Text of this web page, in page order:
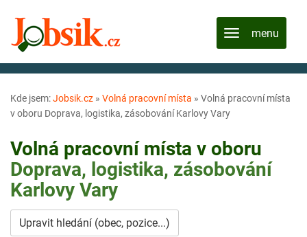
Kde jsem:Jobsik.cz » Volná pracovní místa » Volná pracovní místa
v oboru Doprava, logistika, zásobování Karlovy Vary
Volná pracovní místa v oboru
Doprava, logistika, zásobování
Karlovy Vary
Upravit hledání (obec, pozice...)